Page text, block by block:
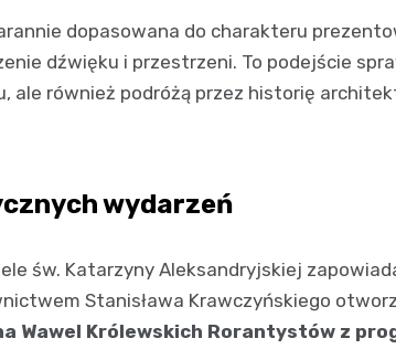
dopasowana do charakteru
dźwięku i przestrzeni. To podejście
ale również podróżą przez historię
wydarzeń
św. Katarzyny Aleksandryjskiej
Stanisława Krawczyńskiego
Wawel Królewskich Rorantystów z